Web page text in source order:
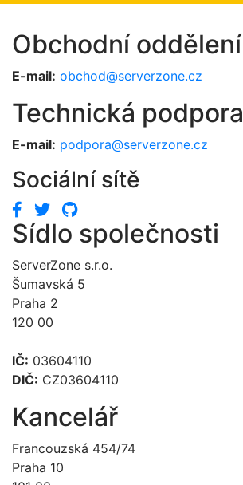
Obchodní oddělení
E-mail: obchod@serverzone.cz
Technická podpora
E-mail: podpora@serverzone.cz
Sociální sítě
Sídlo společnosti
ServerZone s.r.o.
Šumavská 5
Praha 2
120 00
IČ: 03604110
DIČ: CZ03604110
Kancelář
Francouzská 454/74
Praha 10